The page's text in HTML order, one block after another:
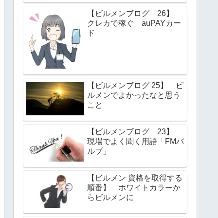
【ビルメンブログ 26】
クレカで稼ぐ auPAYカー
ド
【ビルメンブログ 25】 ビ
ルメンでよかったなと思う
こと
【ビルメンブログ 23】
現場でよく聞く用語「FMバ
ルブ」
【ビルメン 資格を取得する
順番】 ホワイトカラーか
らビルメンに